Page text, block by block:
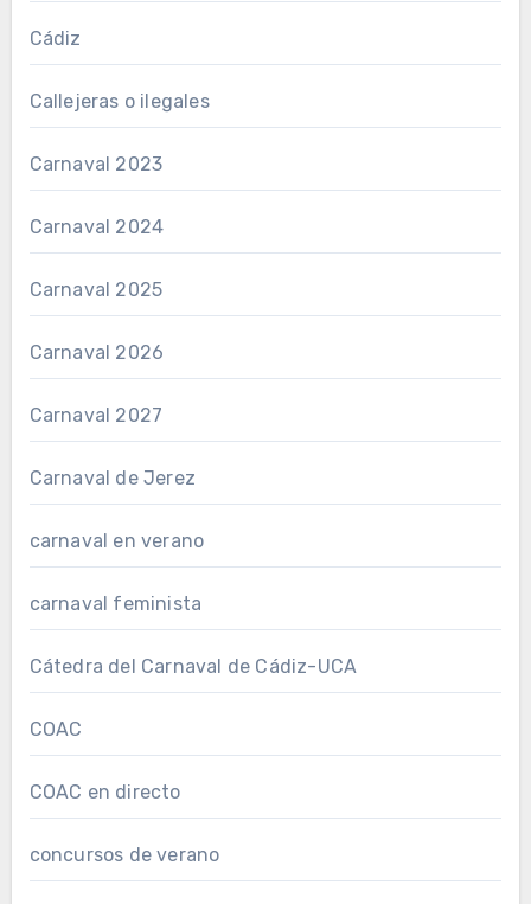
Cádiz
Callejeras o ilegales
Carnaval 2023
Carnaval 2024
Carnaval 2025
Carnaval 2026
Carnaval 2027
Carnaval de Jerez
carnaval en verano
carnaval feminista
Cátedra del Carnaval de Cádiz-UCA
COAC
COAC en directo
concursos de verano